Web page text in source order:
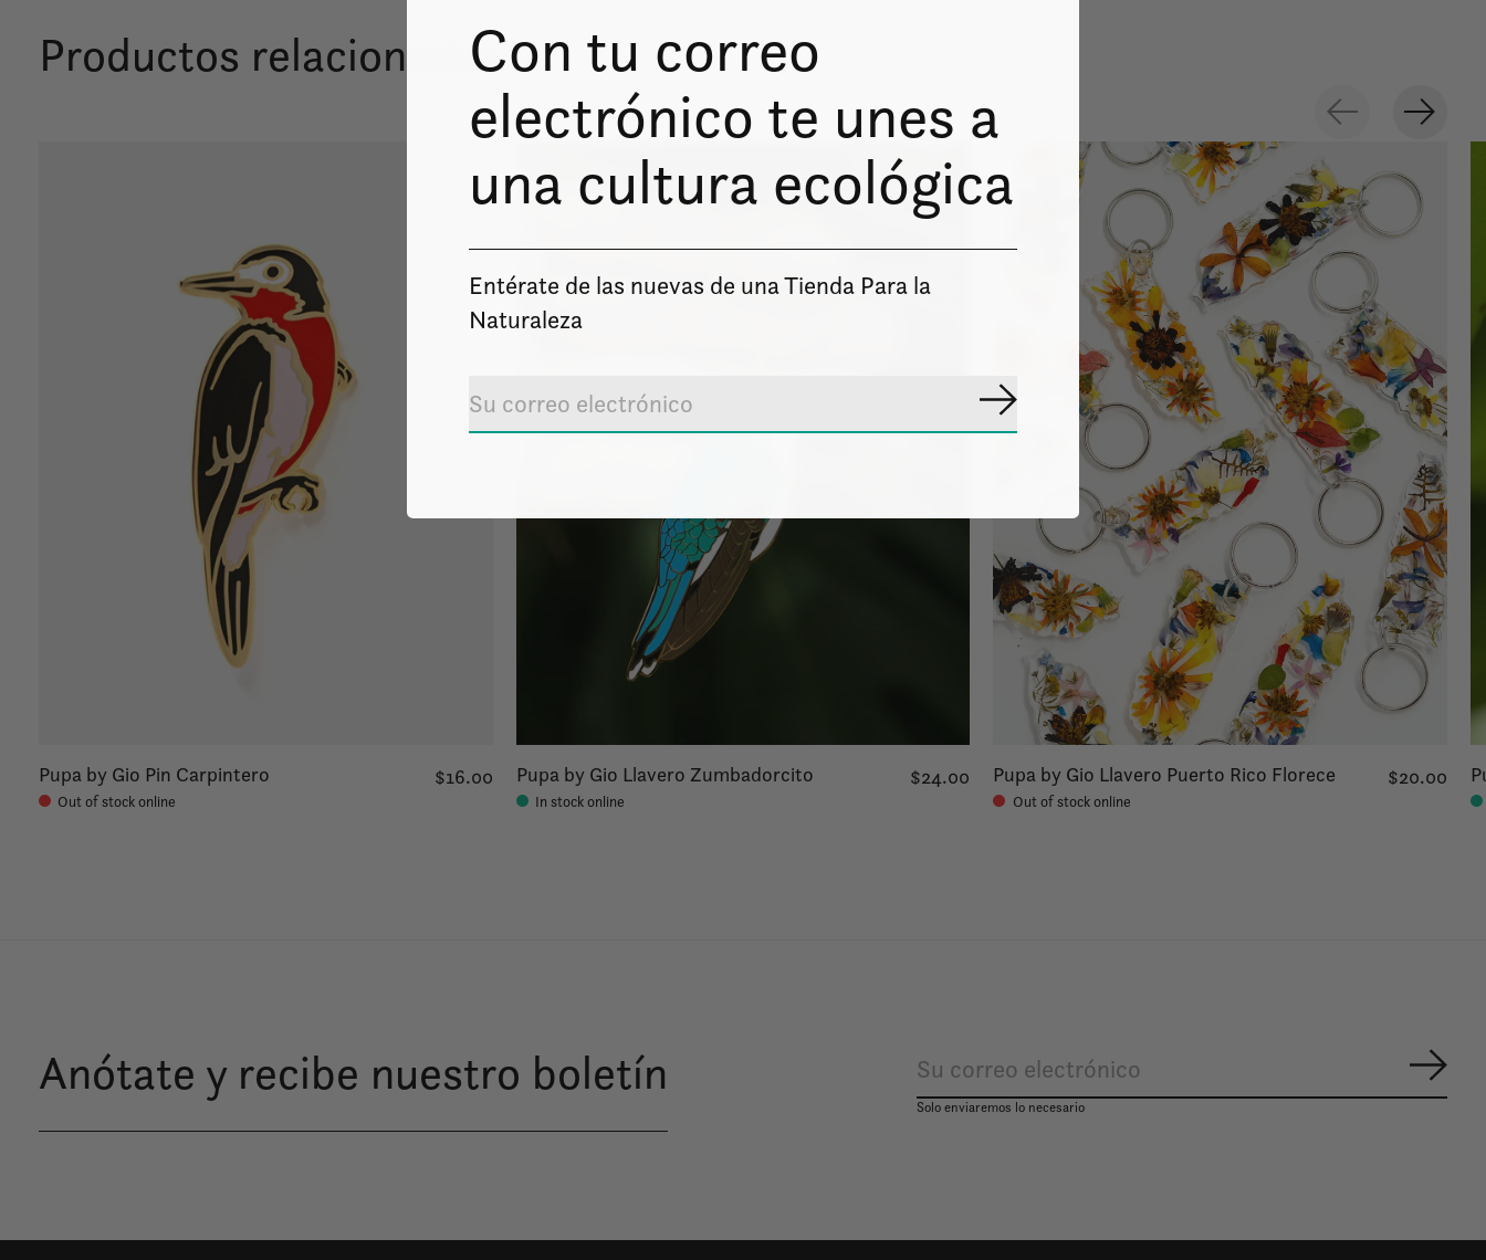
Productos relacionados
Pupa by Gio Pin Carpintero
Out of stock online
$16.00 Pupa by Gio Llavero Zumbadorcito
In stock online
$24.00 Pupa by Gio Llavero Puerto Rico Florece
Out of stock online
$20.00
Anótate y recibe nuestro boletín
Solo enviaremos lo necesario
Con tu correo
electrónico te unes a
una cultura ecológica
Entérate de las nuevas de una Tienda Para la
Naturaleza
Suscribirse